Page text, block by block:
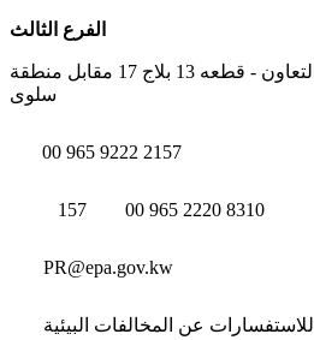
الفرع الثالث
شاطئ انجفة - شارع التعاون - قطعه 13 بلاج 17 مقابل منطقة
سلوى
00 965 9222 2157
157 00 965 2220 8310
PR@epa.gov.kw
للاستفسارات عن المخالفات البيئية